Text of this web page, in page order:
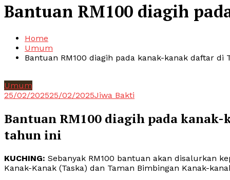
Bantuan RM100 diagih
Home
Umum
Bantuan RM100 diagih pada kanak-kanak daftar di
Umum
25/02/202525/02/2025Jiwa Bakti
Bantuan RM100 diagih pada
tahun ini
KUCHING: Sebanyak RM100 bantuan akan disalurkan
Kanak-Kanak (Taska) dan Taman Bimbingan Kanak-